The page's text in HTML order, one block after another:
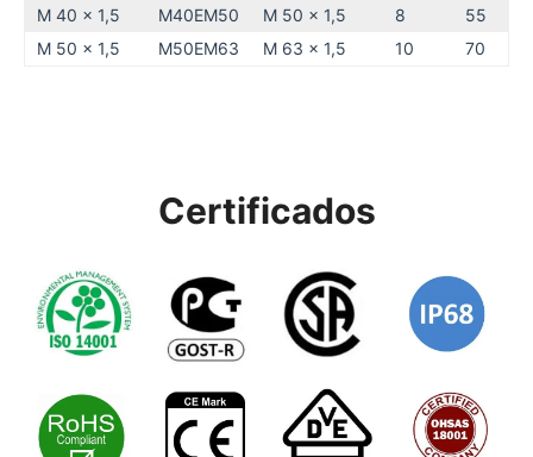
M 40 x 1,5
M40EM50 M 50 x 1,5 8
55
M 50 x 1,5
M50EM63 M 63 x 1,5 10 70
Certificados